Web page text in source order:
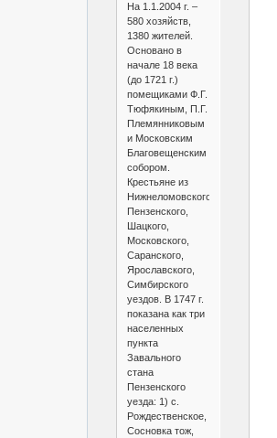
На 1.1.2004 г. –
580 хозяйств,
1380 жителей.
Основано в
начале 18 века
(до 1721 г.)
помещиками Ф.Г.
Тюфякиным, П.Г.
Племянниковым
и Московским
Благовещенским
собором.
Крестьяне из
Нижнеломовского,
Пензенского,
Шацкого,
Московского,
Саранского,
Ярославского,
Симбирского
уездов. В 1747 г.
показана как три
населенных
пункта
Завального
стана
Пензенского
уезда: 1) с.
Рождественское,
Сосновка тож,